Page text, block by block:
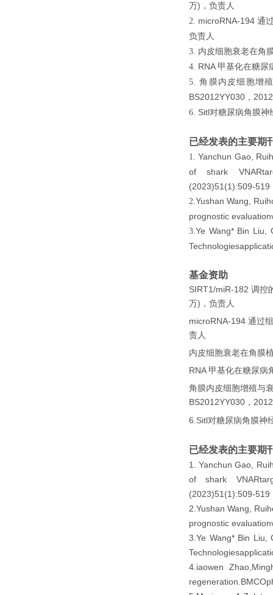
万) ，负责人
2. microRNA-194通
负责人
3. 内皮细胞衰老在角
4. RNA 甲基化在糖尿
5. 角膜内皮细胞增
BS2012YY030 ，
6. Sitl对糖尿病角膜神
已经发表的主要期
1. Yanchun Gao,
of shark
(2023)51(1):509-519
2.Yushan Wang,
prognostic
3.Ye Wang* Bin Liu,
基金资助
SIRT1/miR-182 调控
万) ，负责人
microRNA-194 通过
责人
内皮细胞衰老在角膜
RNA 甲基化在糖尿病
角膜内皮细胞增殖与
BS2012YY030 ，
6 .Sitl对糖尿病角膜神
已经发表的主要期
1. Yanchun Gao,
of shark
(2023)51(1):509-519
2 .Yushan Wang,
prognostic
3.Ye Wang* Bin Liu,
4.iaowen